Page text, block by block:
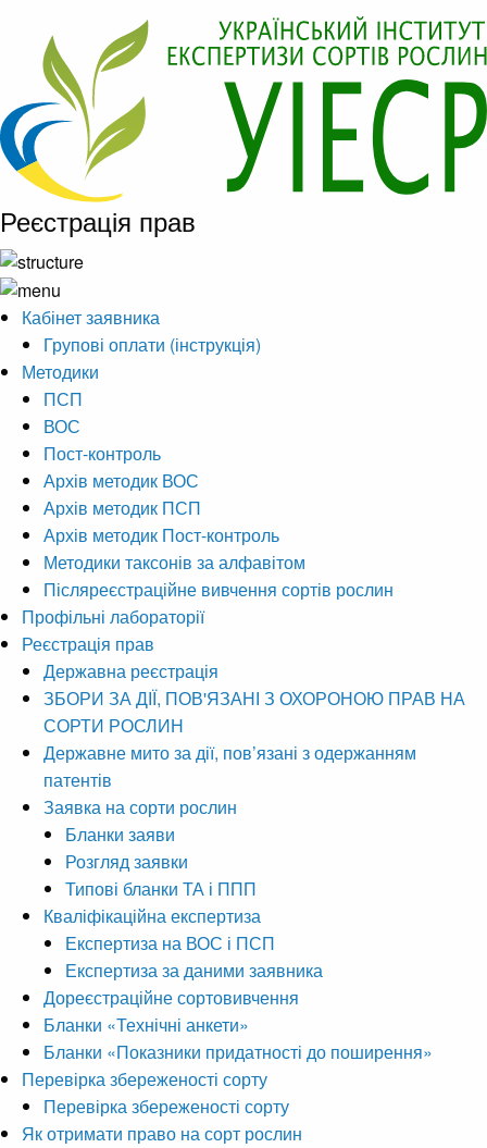
Реєстрація прав
Кабінет заявника
Групові оплати (інструкція)
Методики
ПСП
ВОС
Пост-контроль
Архів методик ВОС
Архів методик ПСП
Архів методик Пост-контроль
Методики таксонів за алфавітом
Післяреєстраційне вивчення сортів рослин
Профільні лабораторії
Реєстрація прав
Державна реєстрація
ЗБОРИ ЗА ДІЇ, ПОВ'ЯЗАНІ З ОХОРОНОЮ ПРАВ НА
СОРТИ РОСЛИН
Державне мито за дії, пов’язані з одержанням
патентів
Заявка на сорти рослин
Бланки заяви
Розгляд заявки
Типові бланки ТА і ППП
Кваліфікаційна експертиза
Експертиза на ВОС і ПСП
Експертиза за даними заявника
Дореєстраційне сортовивчення
Бланки «Технічні анкети»
Бланки «Показники придатності до поширення»
Перевірка збереженості сорту
Перевірка збереженості сорту
Як отримати право на сорт рослин